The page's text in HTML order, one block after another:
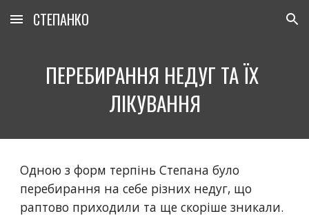
Skip to main content Skip to navigation
СТЕПАНКО
ПЕРЕБИРАННЯ НЕДУГ ТА ЇХ
ЛІКУВАННЯ
Одною з форм терпінь Степана було
перебирання на себе різних недуг, що
раптово приходили та ще скоріше зникали.